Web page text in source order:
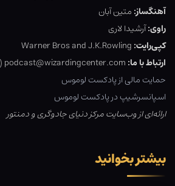
آهنگساز: متین آبان
راوی:آرشیدا لاری
کپی‌رایت: Warner Bros and J.K.Rowling
ارتباط با ما: podcast@wizardingcenter.com (
حمایت مالی از پادکست لوموس
اسپانسرشیپ در پادکست لوموس
ارائه‌ای از وب‌سایت مرکز دنیای جادوگری و دمنتور
بیشتر بخوانید